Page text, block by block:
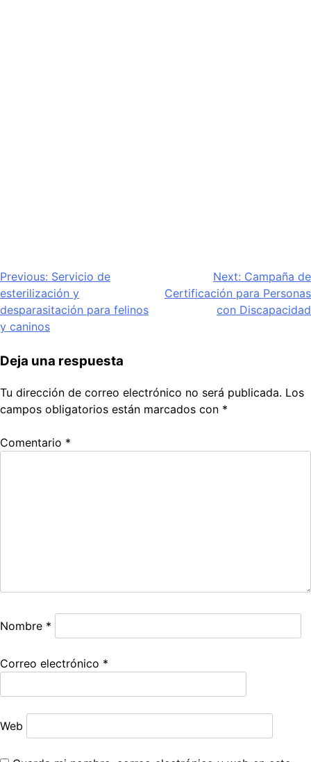
Navegación
de
entradas
Previous: Servicio de
esterilización y
desparasitación para felinos
y caninos
Next: Campaña de
Certificación para Personas
con Discapacidad
Deja una respuesta
Tu dirección de correo electrónico no será publicada. Los
campos obligatorios están marcados con *
Comentario *
Nombre *
Correo electrónico *
Web